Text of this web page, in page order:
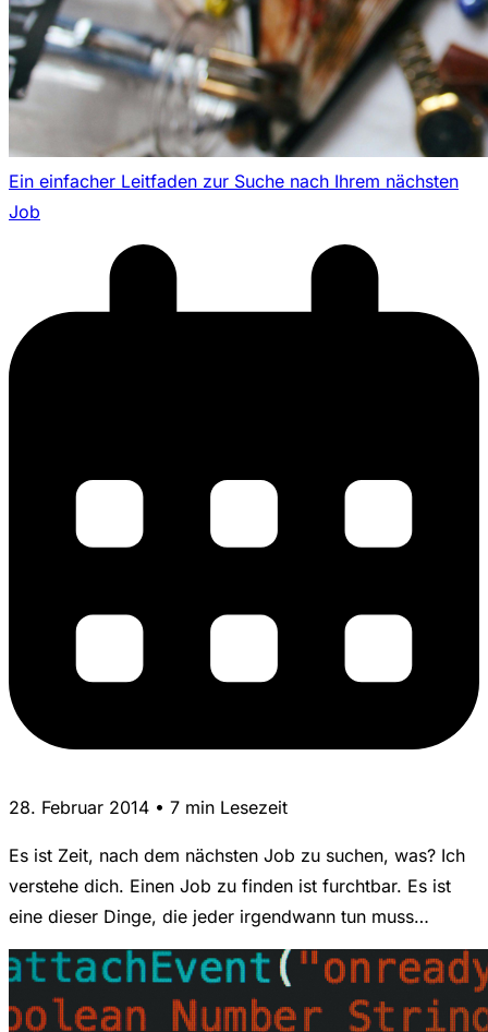
Ein einfacher Leitfaden zur Suche nach Ihrem nächsten
Job
28. Februar 2014 • 7 min Lesezeit
Es ist Zeit, nach dem nächsten Job zu suchen, was? Ich
verstehe dich. Einen Job zu finden ist furchtbar. Es ist
eine dieser Dinge, die jeder irgendwann tun muss…